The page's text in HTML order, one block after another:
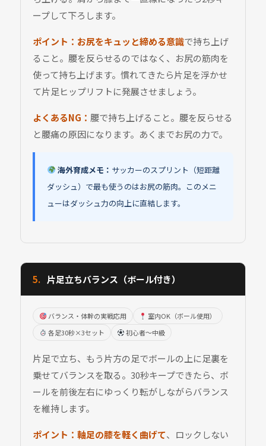
ープして下ろします。
ポイント： お尻をキュッと締める意識で持ち上げ
ること。腰を反らせるのではなく、お尻の筋肉を
使って持ち上げます。慣れてきたら片足を浮かせ
て片足ヒップリフトに発展させましょう。
よくあるNG： 腰で持ち上げること。腰を反らせる
と腰痛の原因になります。あくまでお尻の力で。
海外育成メモ： サッカーのスプリント（短距離
ダッシュ）で最も使うのはお尻の筋肉。このメニ
ューはダッシュ力の向上に直結します。
5. 片足立ちバランス（ボール付き）
バランス・体幹の実戦応用
室内OK（ボール使用）
各足30秒×3セット
初心者〜中級
片足で立ち、もう片方の足でボールの上に足裏を
乗せてバランスを取る。30秒キープできたら、ボ
ールを前後左右にゆっくり転がしながらバランス
を維持します。
ポイント：軸足の膝を軽く曲げて、ロックしない